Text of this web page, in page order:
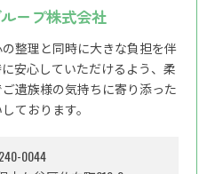
ープ株式会社
整理と同時に大きな負担を伴
安心していただけるよう、柔
遺族様の気持ちに寄り添った
ております。
0044